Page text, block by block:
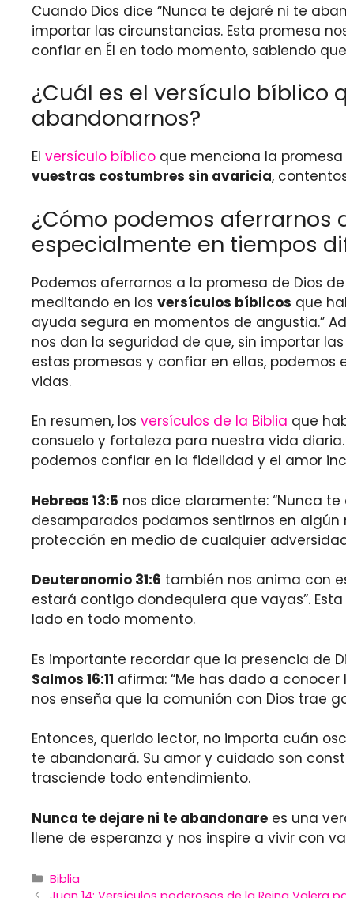
Cuando Dios dice “Nunca te dejaré ni te
importar las circunstancias. Esta promesa
confiar en Él en todo momento, sabiendo
¿Cuál es el versículo bíblico
abandonarnos?
El versículo bíblico que menciona la promesa
vuestras costumbres sin avaricia,
¿Cómo podemos aferrarnos
especialmente en tiempos
Podemos aferrarnos a la promesa de Dios
meditando en los versículos bíblicos que
ayuda segura en momentos de angustia.”
nos dan la seguridad de que, sin importar
estas promesas y confiar en ellas,
vidas.
En resumen, los versículos de la Biblia que
consuelo y fortaleza para nuestra vida
podemos confiar en la fidelidad y el amor
Hebreos 13:5 nos dice claramente: “Nunca
desamparados podamos sentirnos en
protección en medio de cualquier
Deuteronomio 31:6 también nos anima con
estará contigo dondequiera que vayas”.
lado en todo momento.
Es importante recordar que la presencia de
Salmos 16:11 afirma: “Me has dado a
nos enseña que la comunión con Dios trae
Entonces, querido lector, no importa cuán
te abandonará. Su amor y cuidado son
trasciende todo entendimiento.
Nunca te dejare ni te abandonare es una
llene de esperanza y nos inspire a vivir con
Categories
Biblia